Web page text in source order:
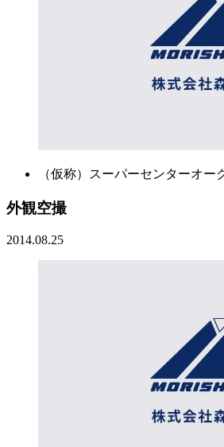
（仮称）スーパーセンターオー
外観空撮
2014.08.25